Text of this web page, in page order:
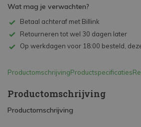
Wat mag je verwachten?
Betaal achteraf met Billink
Retourneren tot wel 30 dagen later
Op werkdagen voor 18:00 besteld,
ProductomschrijvingProductspecificaties
Productomschrijving
Productomschrijving